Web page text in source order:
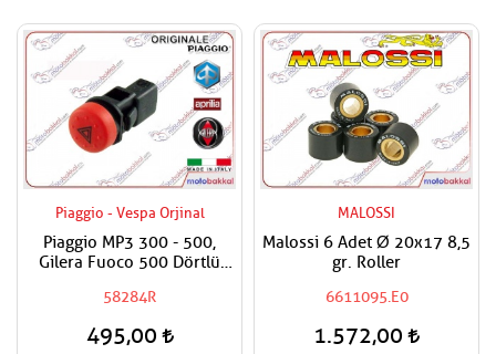
Piaggio - Vespa Orjinal
Piaggio MP3 300 - 500,
Gilera Fuoco 500 Dörtlü
58284R
495,00
MALOSSI
Malossi 6 Adet Ø 20x17 8,5
gr. Roller
6611095.E0
1.572,00